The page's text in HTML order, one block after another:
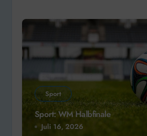
Sport
Sport: WM Halbfinale
Juli 16, 2026